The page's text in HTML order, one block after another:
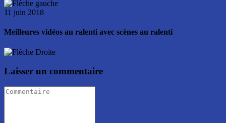
11 juin 2018
Meilleures vidéos au ralenti avec scènes au ralenti
Laisser un commentaire